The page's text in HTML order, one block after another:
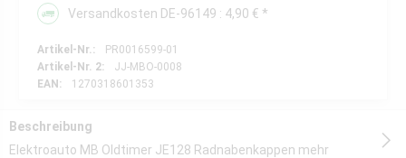
Versandkosten DE-96149 : 4,90 € *
Artikel-Nr.:
PR0016599-01
Artikel-Nr. 2:
JJ-MBO-0008
EAN:
1270318601353
Beschreibung
Elektroauto MB Oldtimer JE128 Radnabenkappen mehr